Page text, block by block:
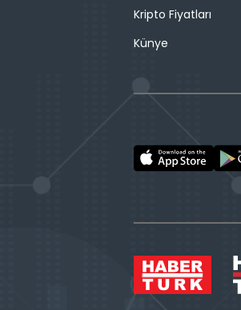
Kripto Fiyatları
Künye